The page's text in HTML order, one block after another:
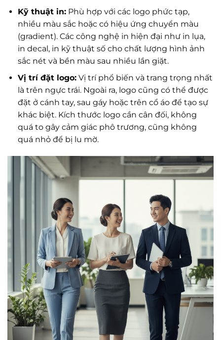
Kỹ thuật in:Phù hợp với các logo phức tạp,
nhiều màu sắc hoặc có hiệu ứng chuyển màu
(gradient). Các công nghệ in hiện đại như in lụa,
in decal, in kỹ thuật số cho chất lượng hình ảnh
sắc nét và bền màu sau nhiều lần giặt.
Vị trí đặt logo:Vị trí phổ biến và trang trọng nhất
là trên ngực trái. Ngoài ra, logo cũng có thể được
đặt ở cánh tay, sau gáy hoặc trên cổ áo để tạo sự
khác biệt. Kích thước logo cần cân đối, không
quá to gây cảm giác phô trương, cũng không
quá nhỏ để bị lu mờ.